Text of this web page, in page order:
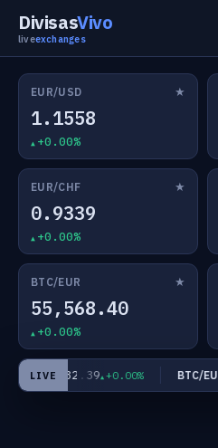
DivisasVivo
liveexchanges
EUR/USD ★
1.1558
+0.00%
EUR/CHF ★
0.9339
+0.00%
BTC/EUR ★
55,568.40
+0.00%
LIVE
EUR/JPY182.39 +0.00% BTC/EUR